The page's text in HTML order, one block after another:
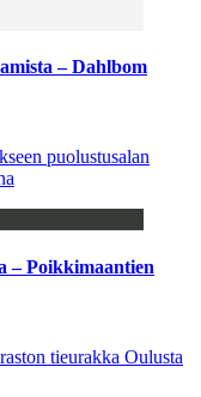
– Dahlbom
puolustusalan
– Poikkimaantien
tieurakka Oulusta